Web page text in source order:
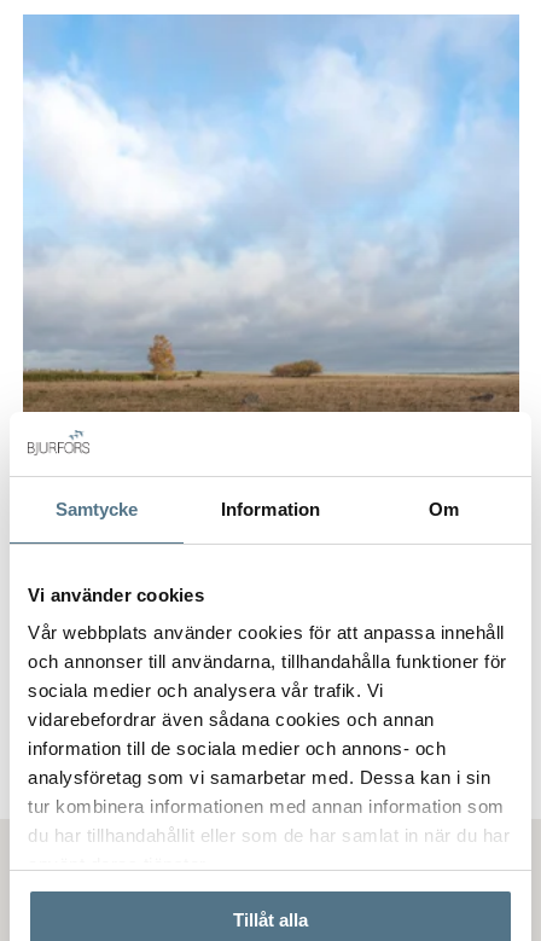
Samtycke Information Om
Vi använder cookies
Vår webbplats använder cookies för att anpassa innehåll
och annonser till användarna, tillhandahålla funktioner för
sociala medier och analysera vår trafik. Vi
vidarebefordrar även sådana cookies och annan
information till de sociala medier och annons- och
analysföretag som vi samarbetar med. Dessa kan i sin
tur kombinera informationen med annan information som
du har tillhandahållit eller som de har samlat in när du har
Tillåt alla
BJÖRKEBERG, LINKÖPING
Gammalstorp 4:5
800 000 KR
Hitta bostad till salu i Björkeberg